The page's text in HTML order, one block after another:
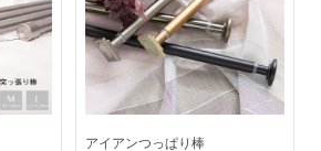
アイアンつっぱり棒